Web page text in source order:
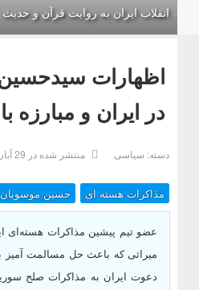
انقلاب ایران به روایت قرآن و حدیث
اظهارات
در ایران و مبارزه
دسته: سیاسی منتشر شده در 29 آبان 1395
مذاکرات هسته ای حسین موسویان
عضو تیم پیشین مذاکرات هسته‌ای
میراثی که باعث حل مسالمت آمیز
دعوت ایران به مذاکرات صلح